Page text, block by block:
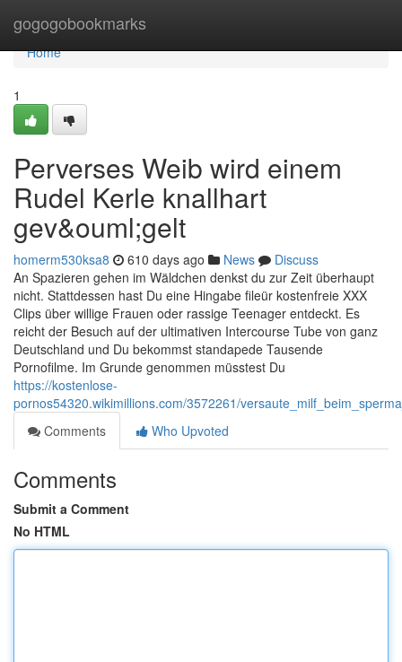
gogogobookmarks
Home
Home
1
Perverses Weib wird einem
Rudel Kerle knallhart
gev&ouml;gelt
homerm530ksa8 610 days ago News
Discuss
An Spazieren gehen im Wäldchen denkst du zur Zeit überhaupt
nicht. Stattdessen hast Du eine Hingabe fileür kostenfreie XXX
Clips über willige Frauen oder rassige Teenager entdeckt. Es
reicht der Besuch auf der ultimativen Intercourse Tube von ganz
Deutschland und Du bekommst standapede Tausende
Pornofilme. Im Grunde genommen müsstest Du
https://kostenlose-
pornos54320.wikimillions.com/3572261/
Comments
Who Upvoted
Comments
Submit a Comment
No HTML